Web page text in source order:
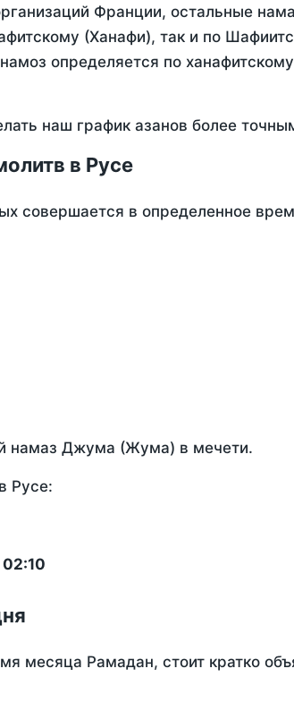
Франции, остальные
(Ханафи), так и по
определяется по
наш график азанов более
в Русе
совершается в определенное
намаз Джума (Жума) в мечети.
Русе:
месяца Рамадан, стоит кратко